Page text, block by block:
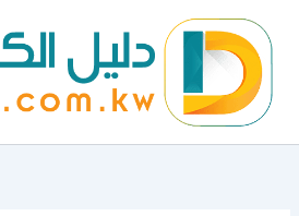
المحتوى